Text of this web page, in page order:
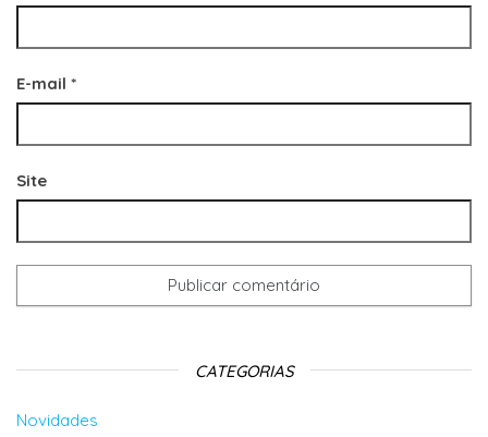
E-mail *
Site
CATEGORIAS
Novidades